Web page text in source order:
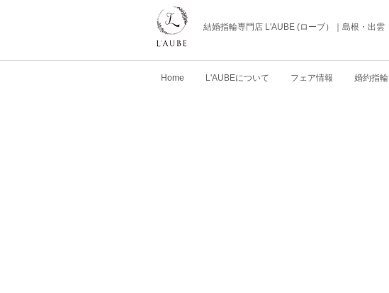
結婚指輪専門店 L'AUBE (ローブ）｜島根・出雲
Home L'AUBEについて フェア情報 婚約指輪